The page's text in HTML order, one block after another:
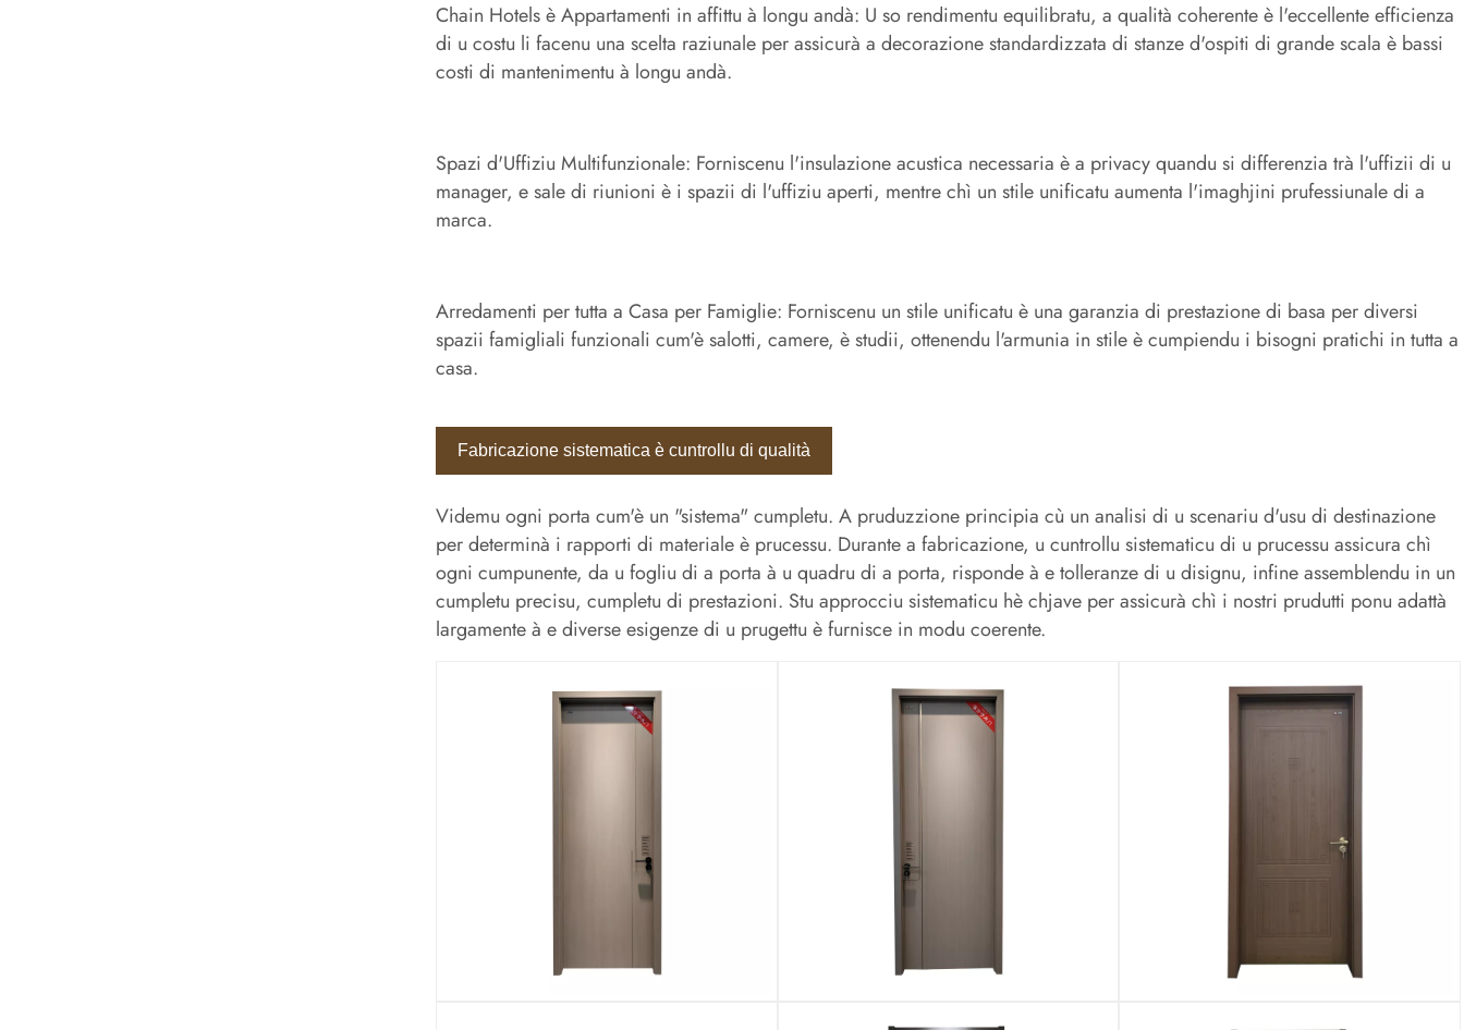
Chain Hotels è Appartamenti in affittu à longu andà: U so rendimentu equilibratu, a qualità coherente è l'eccellente efficienza
di u costu li facenu una scelta raziunale per assicurà a decorazione standardizzata di stanze d'ospiti di grande scala è bassi
costi di mantenimentu à longu andà.
Spazi d'Uffiziu Multifunzionale: Forniscenu l'insulazione acustica necessaria è a privacy quandu si differenzia trà l'uffizii di u
manager, e sale di riunioni è i spazii di l'uffiziu aperti, mentre chì un stile unificatu aumenta l'imaghjini prufessiunale di a
marca.
Arredamenti per tutta a Casa per Famiglie: Forniscenu un stile unificatu è una garanzia di prestazione di basa per diversi
spazii famigliali funzionali cum'è salotti, camere, è studii, ottenendu l'armunia in stile è cumpiendu i bisogni pratichi in tutta a
casa.
Fabricazione sistematica è cuntrollu di qualità
Videmu ogni porta cum'è un "sistema" cumpletu. A pruduzzione principia cù un analisi di u scenariu d'usu di destinazione
per determinà i rapporti di materiale è prucessu. Durante a fabricazione, u cuntrollu sistematicu di u prucessu assicura chì
ogni cumpunente, da u fogliu di a porta à u quadru di a porta, risponde à e tolleranze di u disignu, infine assemblendu in un
cumpletu precisu, cumpletu di prestazioni. Stu approcciu sistematicu hè chjave per assicurà chì i nostri prudutti ponu adattà
largamente à e diverse esigenze di u prugettu è furnisce in modu coerente.